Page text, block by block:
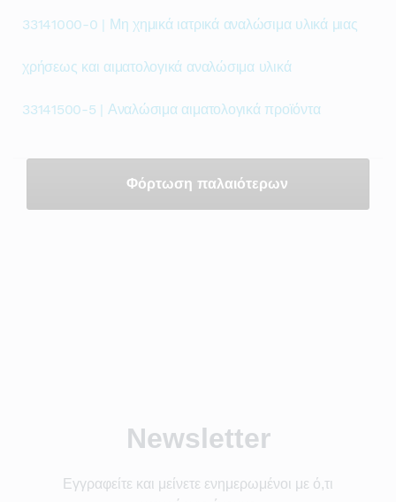
33141000-0 | Μη χημικά ιατρικά αναλώσιμα υλικά μιας
χρήσεως και αιματολογικά αναλώσιμα υλικά
33141500-5 | Αναλώσιμα αιματολογικά προϊόντα
Φόρτωση παλαιότερων